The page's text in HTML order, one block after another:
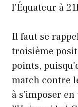
l'Équateur à
Il faut se
troisième
points,
match contre
à s'imposer